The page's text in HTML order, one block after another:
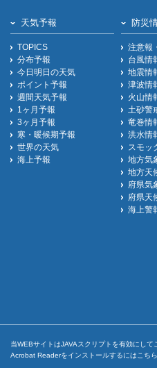
天気予報
TOPICS
分布予報
今日明日の天気
ポイント予報
週間天気予報
1ヶ月予報
3ヶ月予報
寒・暖候期予報
世界の天気
海上予報
防災
注意報
台風情
地震情
津波情
火山情
土砂警
竜巻情
洪水情
スモッ
地方気
地方天
府県気
府県天
海上警
当WEBサイトはJAVAスクリプトを有効にし
Acrobat Readerをインストールするには こちら